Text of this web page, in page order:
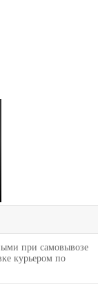
при самовывозе
курьером по